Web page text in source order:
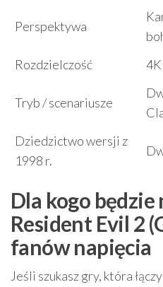
Perspektywa
Rozdzielczość
4K
Tryb / scenariusze
Dziedzictwo wersji z
1998 r.
Dla kogo będzie
Resident Evil 2
fanów napięcia
Jeśli szukasz gry, która łączy